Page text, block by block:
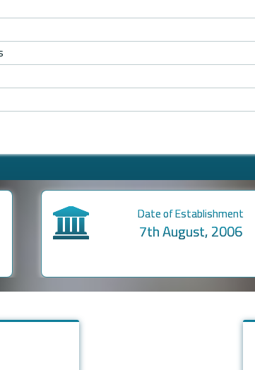
Main campus
Khulshi, Chattogram